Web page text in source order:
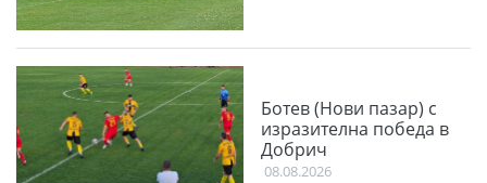
Ботев (Нови пазар) с
изразителна победа в
Добрич
08.08.2026